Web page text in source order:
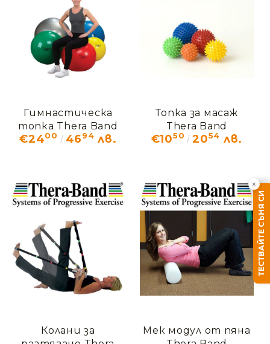
Ние ще се свържем с вас в рамките на работния
Гимнастическа
топка Thera Band
със система за
€2400 4694 лв.
Топка за масаж
Thera Band
€1050 2054 лв.
Колани за
Мек модул от пяна
ТЕСТВАЙТЕ СЪНЯ СИ
×